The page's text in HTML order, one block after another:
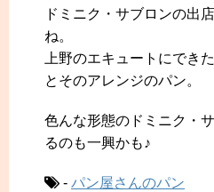
ドミニク・サブロンの出
ね。
上野のエキュートにでき
とそのアレンジのパン。
色んな形態のドミニク・
るのも一興かも♪
- パン屋さんのパン